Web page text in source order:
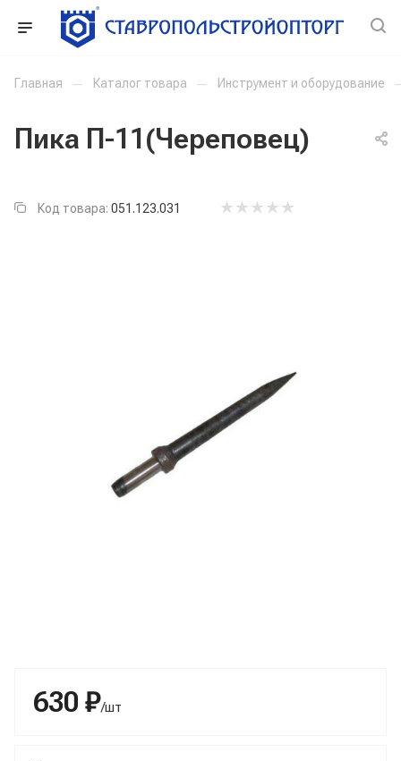
Главная — Каталог товара — Инструмент и оборудование
Пика П-11(Череповец)
Код товара: 051.123.031
630 ₽/шт